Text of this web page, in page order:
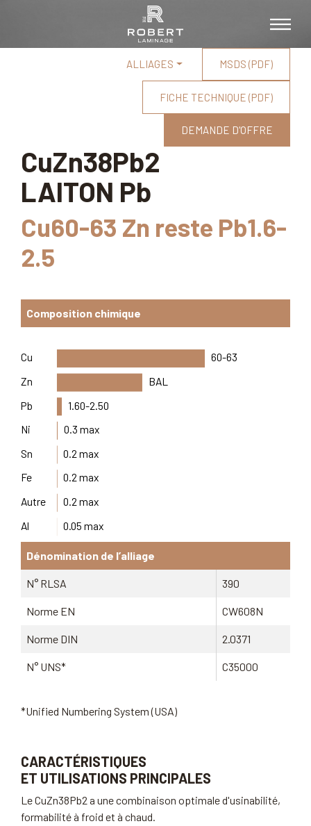
ALLIAGES MSDS (PDF)
FICHE TECHNIQUE (PDF)
DEMANDE D'OFFRE
CuZn38Pb2
LAITON Pb
Cu60-63 Zn reste Pb1.6-
2.5
Composition chimique
Cu 60-63
Zn
BAL
Pb
1.60-2.50
Ni
0.3 max
Sn
0.2 max
Fe
0.2 max
Autre
0.2 max
Al
0.05 max
Dénomination de l’alliage
N° RLSA 390
Norme EN CW608N
Norme DIN 2.0371
N° UNS* C35000
*Unified Numbering System (USA)
CARACTÉRISTIQUES
ET UTILISATIONS PRINCIPALES
Le CuZn38Pb2 a une combinaison optimale d'usinabilité,
formabilité à froid et à chaud.